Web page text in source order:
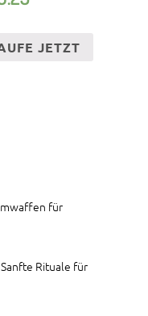
JETZT
für
Rituale für